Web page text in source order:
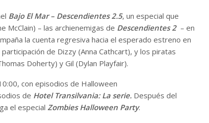
Bajo El Mar – Descendientes 2.5, un especial que
McClain) – las archienemigas de Descendientes 2 – en
la cuenta regresiva hacia el esperado estreno en
de Dizzy (Anna Cathcart), y los piratas
Doherty) y Gil (Dylan Playfair).
con episodios de Halloween
de Hotel Transilvania: La serie. Después del
el especial Zombies Halloween Party.